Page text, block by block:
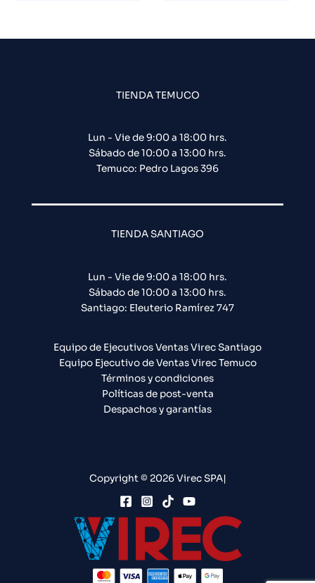
TIENDA TEMUCO
Lun - Vie de 9:00 a 18:00 hrs.
Sábado de 10:00 a 13:00 hrs.
Temuco: Pedro Lagos 396
TIENDA SANTIAGO
Lun - Vie de 9:00 a 18:00 hrs.
Sábado de 10:00 a 13:00 hrs.
Santiago: Eleuterio Ramírez 747​
Equipo de Ejecutivos Ventas Virec Santiago
Equipo Ejecutivo de Ventas Virec Temuco
Términos y condiciones
Políticas de post-venta
Despachos y garantías
Copyright © 2026 Virec SPA|